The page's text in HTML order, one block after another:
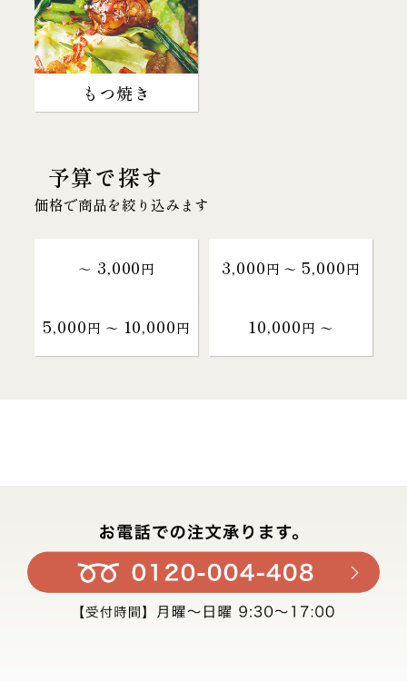
もつ焼き
予算で探す
価格で商品を絞り込みます
～ 3,000円 3,000円 〜 5,000円
5,000円 〜 10,000円 10,000円 〜